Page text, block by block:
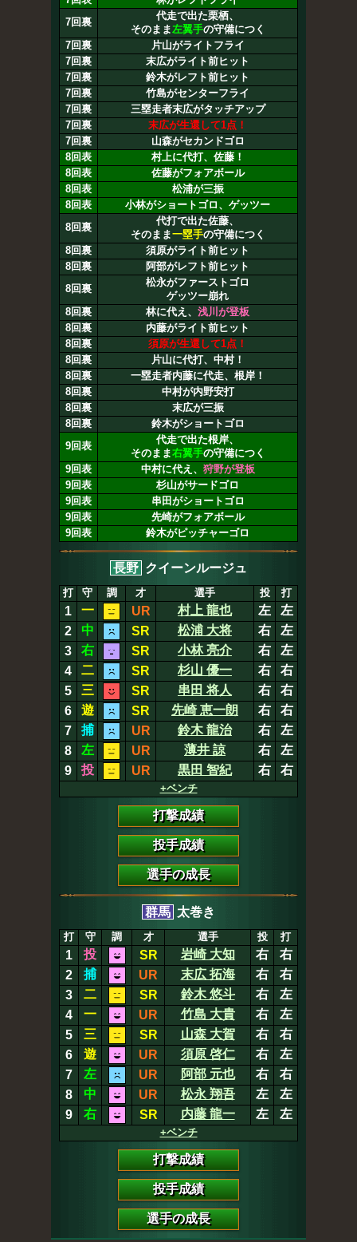
7回裏
代走で出た栗栖、
そのまま左翼手の守備につく
7回裏
片山がライトフライ
7回裏
末広がライト前ヒット
7回裏
鈴木がレフト前ヒット
7回裏
竹島がセンターフライ
7回裏
三塁走者末広がタッチアップ
7回裏
末広が生還して1点！
7回裏
山森がセカンドゴロ
8回表
村上に代打、佐藤！
8回表
佐藤がフォアボール
8回表
松浦が三振
8回表
小林がショートゴロ、ゲッツー
8回裏
代打で出た佐藤、
そのまま一塁手の守備につく
8回裏
須原がライト前ヒット
8回裏
阿部がレフト前ヒット
8回裏
松永がファーストゴロ
ゲッツー崩れ
8回裏
林に代え、 浅川が登板
8回裏
内藤がライト前ヒット
8回裏
須原が生還して1点！
8回裏
片山に代打、中村！
8回裏
一塁走者内藤に代走、根岸！
8回裏
中村が内野安打
8回裏
末広が三振
8回裏
鈴木がショートゴロ
9回表
代走で出た根岸、
そのまま右翼手の守備につく
9回表
中村に代え、 狩野が登板
9回表
杉山がサードゴロ
9回表
串田がショートゴロ
9回表
先崎がフォアボール
9回表
鈴木がピッチャーゴロ
長野 クイーンルージュ
打 守 調 才 選手 投 打
1 一 UR 村上 龍也 左
左
2
中 SR 松浦 大将 右
左
3
右 SR 小林 亮介 右
左
4
二 SR 杉山 優一 右
右
5
三 SR 串田 将人 右
右
6
遊 SR 先崎 恵一朗 右
右
7
捕 UR 鈴木 龍治 右
左
8
左 UR 薄井 諒 右
左
9
投 UR 黒田 智紀 右 右
+ベンチ
打撃成績
投手成績
選手の成長
群馬 太巻き
打 守 調 才 選手 投 打
1 投 SR 岩崎 大知 右
右
2
捕 UR 末広 拓海 右
右
3
二 SR 鈴木 悠斗 右
左
4
一 UR 竹島 大貴 右
左
5
三 SR 山森 大賀 右
右
6
遊 UR 須原 啓仁 右
左
7
左 UR 阿部 元也 右
右
8
中 UR 松永 翔吾 左
左
9
右 SR 内藤 龍一 左 左
+ベンチ
打撃成績
投手成績
選手の成長